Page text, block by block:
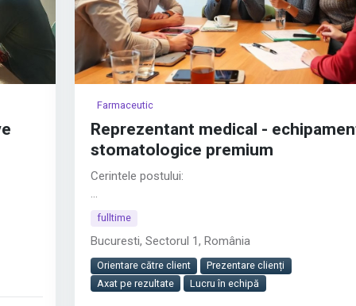
Farmaceutic
Reprezentant medical -
stomatologice premium
Cerintele postului:
Studii superioare finalizate;
Abilități excelente de vânzare, negociere și
comunicare;
Abilități de prezentare și lucru în echipă, orientare
fulltime
Bucuresti, Sectorul 1, România
Orientare către client
Prezentare clienți
Axat pe rezultate
Lucru în echipă